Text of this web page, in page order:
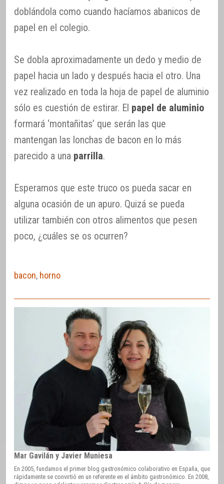
doblándola como cuando hacíamos abanicos de
papel en el colegio.
Se dobla aproximadamente un dedo y medio de
papel hacia un lado y después hacia el otro. Una
vez realizado en toda la hoja de papel de aluminio
sólo es cuestión de estirar. El papel de aluminio
formará ‘montañitas’ que serán las que
mantengan las lonchas de bacon en lo más
parecido a una parrilla.
Esperamos que este truco os pueda sacar en
alguna ocasión de un apuro. Quizá se pueda
utilizar también con otros alimentos que pesen
poco, ¿cuáles se os ocurren?
bacon, horno
Mar Gavilán y Javier Muniesa
En 2005, fundamos el primer blog gastronómico colaborativo en España, que
rápidamente se convirtió en un referente en el ámbito gastronómico. En 2008,